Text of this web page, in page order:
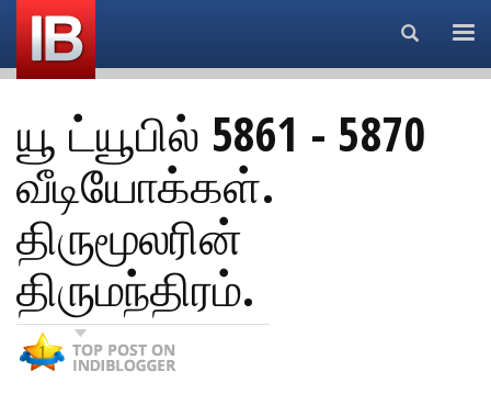
Search...
யூ ட்யூபில் 5861 - 5870
வீடியோக்கள்.
திருமூலரின்
திருமந்திரம்.